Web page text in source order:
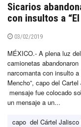
Sicarios
con insultos a
03/02/2019
MÉXICO.- A plena luz
camionetas
narcomanta con insulto
Mencho”, capo del
mensaje fue colocado
un mensaje a un...
capo del Cártel Jalisco